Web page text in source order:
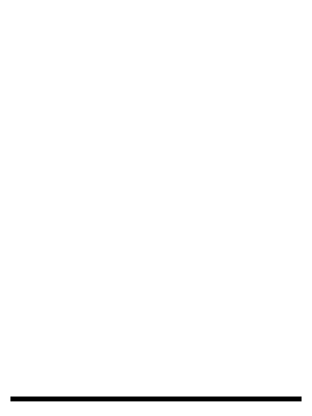
ลาภเรื่องการค้าขาย